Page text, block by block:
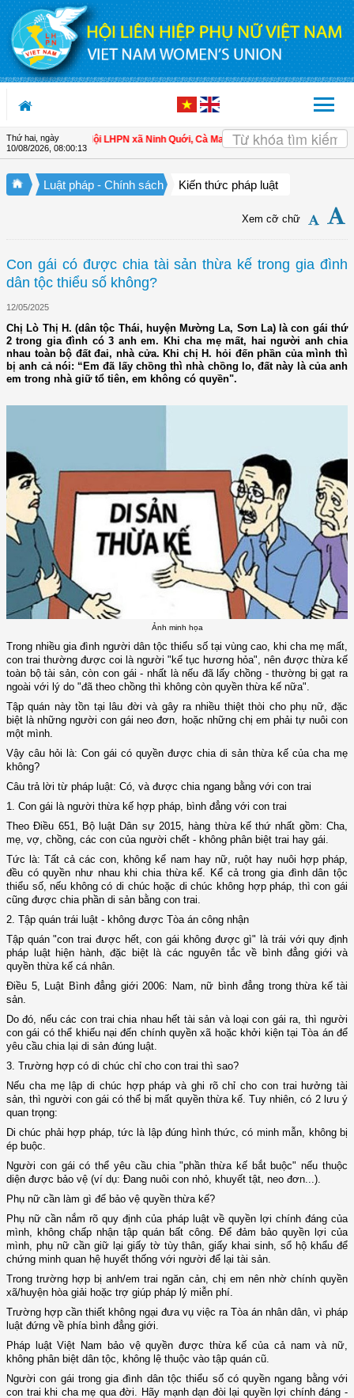
Truy cập nội dung luôn
Thứ hai, ngày
10/08/2026, 08:00:14
nữ làm chủ | Hội LHPN xã Ninh Quới, Cà Mau: Tập huấn kỹ thuật kỹ thuật
Luật pháp - Chính sách Kiến thức pháp luật
Xem cỡ chữ
Con gái có được chia tài sản thừa kế trong gia đình
dân tộc thiểu số không?
12/05/2025
Chị Lò Thị H. (dân tộc Thái, huyện Mường La, Sơn La) là con gái thứ
2 trong gia đình có 3 anh em. Khi cha mẹ mất, hai người anh chia
nhau toàn bộ đất đai, nhà cửa. Khi chị H. hỏi đến phần của mình thì
bị anh cả nói: “Em đã lấy chồng thì nhà chồng lo, đất này là của anh
em trong nhà giữ tổ tiên, em không có quyền".
Ảnh minh họa
Trong nhiều gia đình người dân tộc thiểu số tại vùng cao, khi cha mẹ mất,
con trai thường được coi là người "kế tục hương hỏa", nên được thừa kế
toàn bộ tài sản, còn con gái - nhất là nếu đã lấy chồng - thường bị gạt ra
ngoài với lý do "đã theo chồng thì không còn quyền thừa kế nữa".
Tập quán này tồn tại lâu đời và gây ra nhiều thiệt thòi cho phụ nữ, đặc
biệt là những người con gái neo đơn, hoặc những chị em phải tự nuôi con
một mình.
Vậy câu hỏi là: Con gái có quyền được chia di sản thừa kế của cha mẹ
không?
Câu trả lời từ pháp luật: Có, và được chia ngang bằng với con trai
1. Con gái là người thừa kế hợp pháp, bình đẳng với con trai
Theo Điều 651, Bộ luật Dân sự 2015, hàng thừa kế thứ nhất gồm: Cha,
mẹ, vợ, chồng, các con của người chết - không phân biệt trai hay gái.
Tức là: Tất cả các con, không kể nam hay nữ, ruột hay nuôi hợp pháp,
đều có quyền như nhau khi chia thừa kế. Kể cả trong gia đình dân tộc
thiểu số, nếu không có di chúc hoặc di chúc không hợp pháp, thì con gái
cũng được chia phần di sản bằng con trai.
2. Tập quán trái luật - không được Tòa án công nhận
Tập quán "con trai được hết, con gái không được gì" là trái với quy định
pháp luật hiện hành, đặc biệt là các nguyên tắc về bình đẳng giới và
quyền thừa kế cá nhân.
Điều 5, Luật Bình đẳng giới 2006: Nam, nữ bình đẳng trong thừa kế tài
sản.
Do đó, nếu các con trai chia nhau hết tài sản và loại con gái ra, thì người
con gái có thể khiếu nại đến chính quyền xã hoặc khởi kiện tại Tòa án để
yêu cầu chia lại di sản đúng luật.
3. Trường hợp có di chúc chỉ cho con trai thì sao?
Nếu cha mẹ lập di chúc hợp pháp và ghi rõ chỉ cho con trai hưởng tài
sản, thì người con gái có thể bị mất quyền thừa kế. Tuy nhiên, có 2 lưu ý
quan trọng:
Di chúc phải hợp pháp, tức là lập đúng hình thức, có minh mẫn, không bị
ép buộc.
Người con gái có thể yêu cầu chia "phần thừa kế bắt buộc" nếu thuộc
diện được bảo vệ (ví dụ: Đang nuôi con nhỏ, khuyết tật, neo đơn...).
Phụ nữ cần làm gì để bảo vệ quyền thừa kế?
Phụ nữ cần nắm rõ quy định của pháp luật về quyền lợi chính đáng của
mình, không chấp nhận tập quán bất công. Để đảm bảo quyền lợi của
mình, phụ nữ cần giữ lại giấy tờ tùy thân, giấy khai sinh, sổ hộ khẩu để
chứng minh quan hệ huyết thống với người để lại tài sản.
Trong trường hợp bị anh/em trai ngăn cản, chị em nên nhờ chính quyền
xã/huyện hòa giải hoặc trợ giúp pháp lý miễn phí.
Trường hợp cần thiết không ngại đưa vụ việc ra Tòa án nhân dân, vì pháp
luật đứng về phía bình đẳng giới.
Pháp luật Việt Nam bảo vệ quyền được thừa kế của cả nam và nữ,
không phân biệt dân tộc, không lệ thuộc vào tập quán cũ.
Người con gái trong gia đình dân tộc thiểu số có quyền ngang bằng với
con trai khi cha mẹ qua đời. Hãy mạnh dạn đòi lại quyền lợi chính đáng -